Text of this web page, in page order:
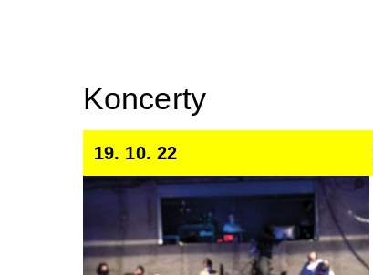
Koncerty
19. 10. 22